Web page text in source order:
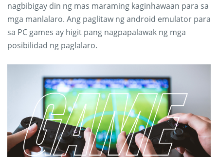
nagbibigay din ng mas maraming kaginhawaan para sa
mga manlalaro. Ang paglitaw ng android emulator para
sa PC games ay higit pang nagpapalawak ng mga
posibilidad ng paglalaro.